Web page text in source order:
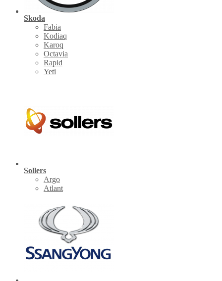
Skoda
Fabia
Kodiaq
Karoq
Octavia
Rapid
Yeti
Sollers
Argo
Atlant